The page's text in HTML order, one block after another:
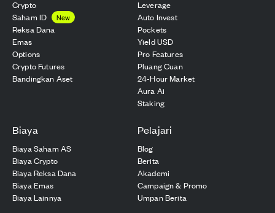
Crypto
Saham ID
New
Reksa Dana
Emas
Options
Crypto Futures
Bandingkan Aset
Leverage
Auto Invest
Pockets
Yield USD
Pro Features
Pluang Cuan
24-Hour Market
Aura Ai
Staking
Biaya
Biaya Saham AS
Biaya Crypto
Biaya Reksa Dana
Biaya Emas
Biaya Lainnya
Pelajari
Blog
Berita
Akademi
Campaign & Promo
Umpan Berita